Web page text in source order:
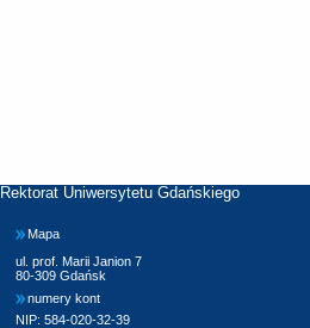
Rektorat Uniwersytetu Gdańskiego
Mapa
ul. prof. Marii Janion 7
80-309 Gdańsk
numery kont
NIP: 584-020-32-39